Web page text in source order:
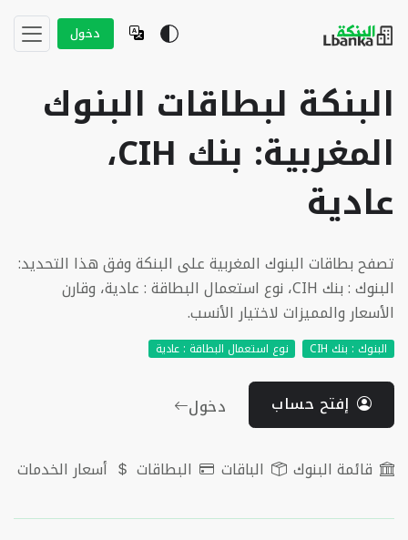
دخول
البنكة لبطاقات البنوك
المغربية: بنك CIH،
عادية
تصفح بطاقات البنوك المغربية على البنكة وفق هذا التحديد:
البنوك : بنك CIH، نوع استعمال البطاقة : عادية، وقارن
الأسعار والمميزات لاختيار الأنسب.
البنوك : بنك CIH نوع استعمال البطاقة : عادية
إفتح حساب دخول
قائمة البنوك الباقات البطاقات أسعار الخدمات